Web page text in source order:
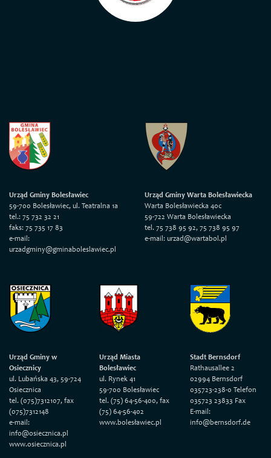
Urząd Gminy Bolesławiec
59-700 Bolesławiec, ul. Teatralna 1a
tel.: 75 732 32 21
faks: 75 735 17 83
e-mail:
urzadgminy@gminaboleslawiec.pl
Urząd Gminy Warta Bolesławiecka
Warta Bolesławiecka 40c
59-722 Warta Bolesławiecka
tel. 75 738 95 92, 75 738 95 97
e-mail: urzad@wartabol.pl
Urząd Gminy w
Osiecznicy
ul. Lubańska 43, 59-724
Osiecznica
tel. (075)7312107, fax
(075)7312148
e-mail:
info@osiecznica.pl
www.osiecznica.pl
Urząd Miasta
Bolesławiec
ul. Rynek 41
59-700 Bolesławiec
tel. (75) 64-56-400, fax
(75) 64-56-402
www.bolesławiec.pl
Stadt Bernsdorf
Rathausallee 2
02994 Bernsdorf
035723-238-0 Telefon
035723 23833 Fax
E-mail:
info@bernsdorf.de